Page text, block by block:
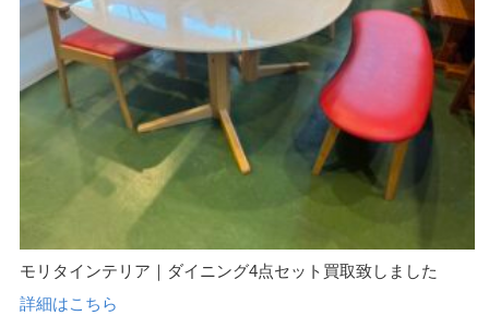
モリタインテリア｜ダイニング4点セット買取致しました
詳細はこちら